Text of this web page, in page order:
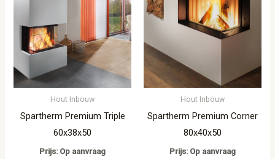
Hout Inbouw
Spartherm Premium Triple
60x38x50
Prijs: Op aanvraag
Hout Inbouw
Spartherm Premium Corner
80x40x50
Prijs: Op aanvraag